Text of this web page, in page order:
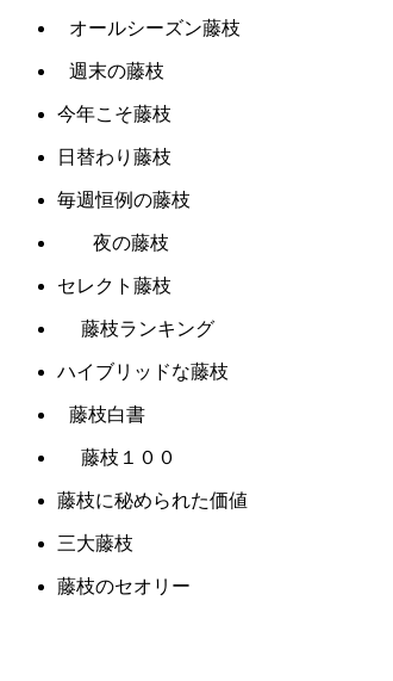
オールシーズン藤枝
週末の藤枝
今年こそ藤枝
日替わり藤枝
毎週恒例の藤枝
夜の藤枝
セレクト藤枝
藤枝ランキング
ハイブリッドな藤枝
藤枝白書
藤枝１００
藤枝に秘められた価値
三大藤枝
藤枝のセオリー